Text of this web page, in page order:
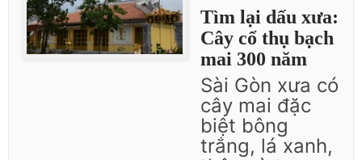
Tìm lại dấu xưa:
Cây cổ thụ bạch
mai 300 năm
Sài Gòn xưa có
cây mai đặc
biệt bông
trắng, lá xanh,